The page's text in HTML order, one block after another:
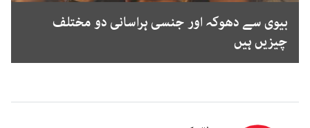
بیوی سے دھوکہ اور جنسی ہراسانی دو مختلف
چیزیں ہیں